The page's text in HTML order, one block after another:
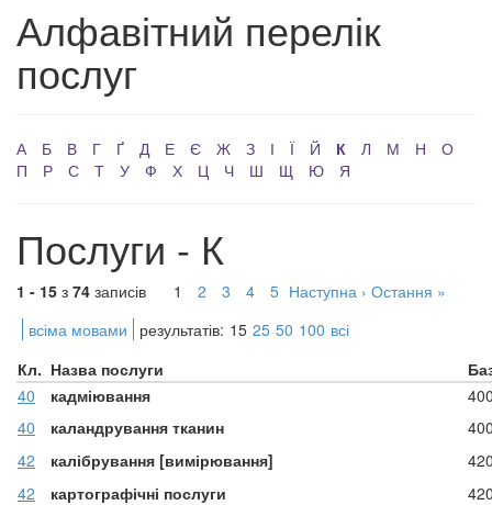
Алфавітний перелік
послуг
А Б В Г Ґ Д Е Є Ж З І Ї Й К Л М Н
О
П
Р С Т У Ф Х Ц Ч Ш Щ Ю Я
Послуги - К
1 - 15 з 74 записів 1 2 3 4 5 Наступна › Остання »
всіма мовами
результатів: 15 25 50 100 всі
Кл. Назва послуги
40
кадміювання
40
каландрування тканин
42
калібрування [вимірювання]
42
картографічні послуги